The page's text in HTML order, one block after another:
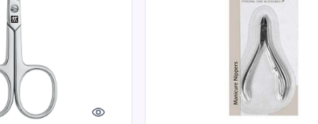
Quick look